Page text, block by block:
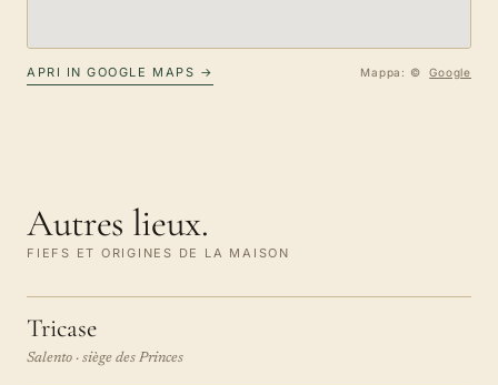
APRI IN GOOGLE MAPS → Mappa: ©Google
Autres lieux.
FIEFS ET ORIGINES DE LA MAISON
Tricase
Salento · siège des Princes